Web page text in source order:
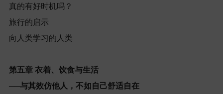
真的有好时机吗？
旅行的启示
向人类学习的人类
第五章 衣着、饮食与生活
──与其效仿他人，不如自己舒适自在